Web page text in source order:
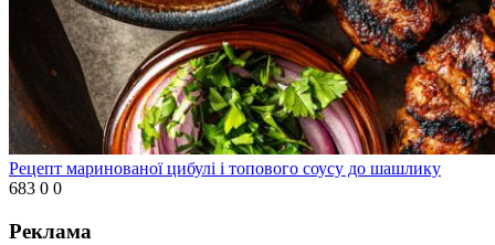
Рецепт маринованої цибулі і топового соусу до шашлику
683 0 0
Реклама